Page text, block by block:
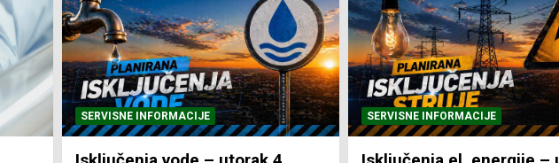
SERVISNE INFORMACIJE SVE VIJESTI VRIJEME